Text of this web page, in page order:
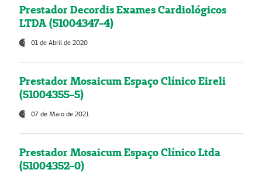
Prestador Decordis Exames Cardiológicos
LTDA (51004347-4)
01 de Abril de 2020
Prestador Mosaicum Espaço Clínico Eireli
(51004355-5)
07 de Maio de 2021
Prestador Mosaicum Espaço Clínico Ltda
(51004352-0)